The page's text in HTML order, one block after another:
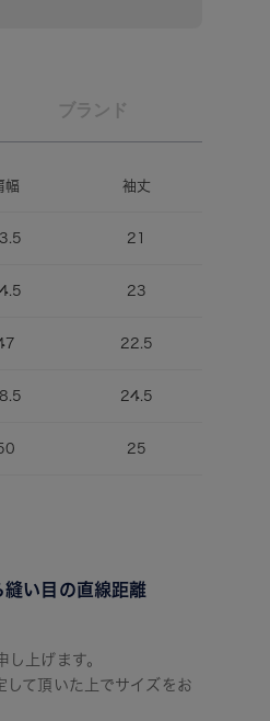
ブランド
幅 袖丈
21
23
22.5
24.5
25
い目の直線距離
上げます。
して頂いた上でサイズをお